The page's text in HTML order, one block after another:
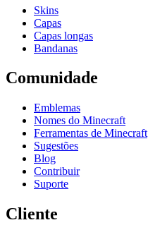
Skins
Capas
Capas longas
Bandanas
Comunidade
Emblemas
Nomes do Minecraft
Ferramentas de Minecraft
Sugestões
Blog
Contribuir
Suporte
Cliente